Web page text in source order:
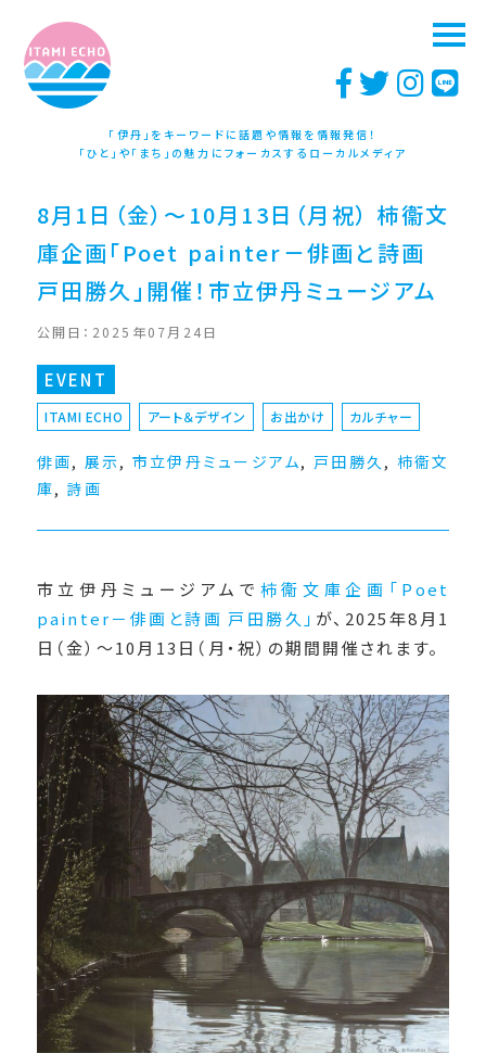
「伊丹」をキーワードに話題や情報を情報発信！
「ひと」や「まち」の魅力にフォーカスするローカルメディア
8月1日（金）〜10月13日（月祝） 柿衞文
庫企画「Poet painter－俳画と詩画
戸田勝久」開催！市立伊丹ミュージアム
公開日：2025年07月24日
EVENT
ITAMI ECHO アート＆デザイン お出かけ カルチャー
俳画, 展示, 市立伊丹ミュージアム, 戸田勝久 , 柿衞文
庫, 詩画
市立伊丹ミュージアムで 柿衞文庫企画「Poet
painter－俳画と詩画 戸田勝久」 が、2025年8月1
日（金）〜10月13日（月・祝）の期間開催されます。